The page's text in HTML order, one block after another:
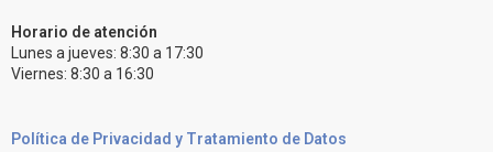
Horario de atención
Lunes a jueves: 8:30 a 17:30
Viernes: 8:30 a 16:30
Política de Privacidad y Tratamiento de Datos